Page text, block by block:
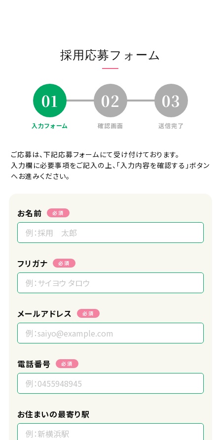
採用応募フォーム
01
入力フォーム
02
確認画面
03
送信完了
ご応募は、下記応募フォームにて受け付けております。
入力欄に必要事項をご記入の上、「入力内容を確認する」ボタン
へお進みください。
お名前 必須
フリガナ 必須
メールアドレス 必須
電話番号 必須
お住まいの最寄り駅